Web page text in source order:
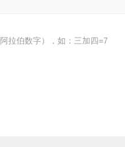
拉伯数字），如：三加四=7